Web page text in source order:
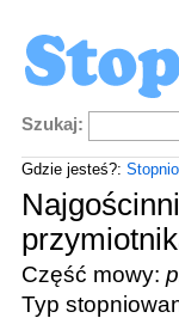
Szukaj:
Gdzie jesteś?:
Część mowy:
Typ